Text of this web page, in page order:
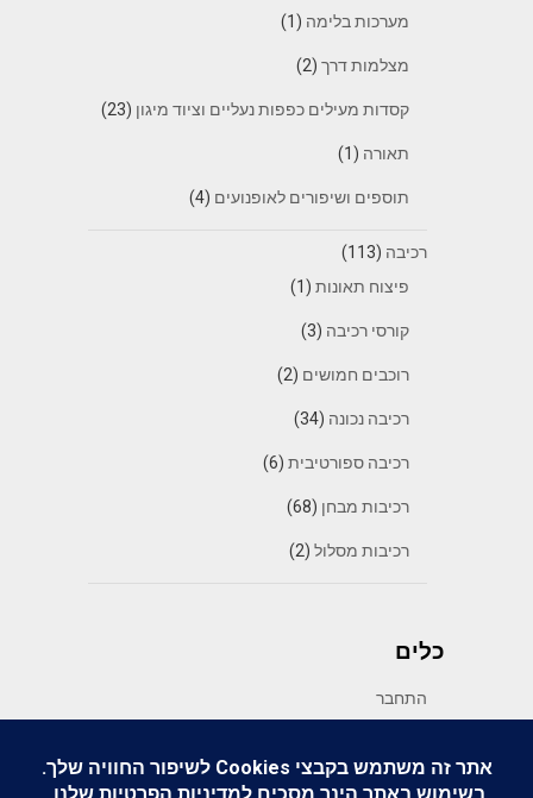
מערכות בלימה (1)
מצלמות דרך(2)
קסדות מעילים כפפות נעליים וציוד מיגון (23)
תאורה (1)
תוספים ושיפורים לאופנועים (4)
רכיבה (113)
פיצוח תאונות(1)
קורסי רכיבה (3)
רוכבים חמושים (2)
רכיבה נכונה (34)
רכיבה ספורטיבית(6)
רכיבות מבחן (68)
רכיבות מסלול(2)
כלים
התחבר
פיד תגובות